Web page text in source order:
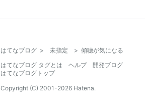
はてなブログ > 未指定 > 傾聴が気になる
はてなブログ タグとは
ヘルプ
開発ブログ
はてなブログトップ
Copyright (C) 2001-2026 Hatena.